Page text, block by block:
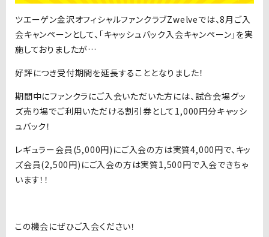
ツエーゲン金沢オフィシャルファンクラブZwelveでは、8月ご入
会キャンペーンとして、「キャッシュバック入会キャンペーン」を実
施しておりましたが…
好評につき受付期間を延長することとなりました！
期間中にファンクラにご入会いただいた方には、試合会場グッ
ズ売り場でご利用いただける割引券として1,000円分キャッシ
ュバック！
レギュラー会員(5,000円)にご入会の方は実質4,000円で、キッ
ズ会員(2,500円)にご入会の方は実質1,500円で入会できちゃ
います！！
この機会にぜひご入会ください！